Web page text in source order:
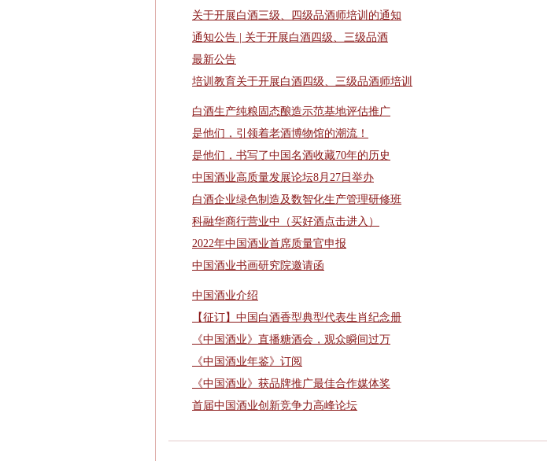
关于开展白酒三级、四级品酒师培训的通知
通知公告 | 关于开展白酒四级、三级品酒
最新公告
培训教育关于开展白酒四级、三级品酒师培训
白酒生产纯粮固态酿造示范基地评估推广
是他们，引领着老酒博物馆的潮流！
是他们，书写了中国名酒收藏70年的历史
中国酒业高质量发展论坛8月27日举办
白酒企业绿色制造及数智化生产管理研修班
科融华商行营业中（买好酒点击进入）
2022年中国酒业首席质量官申报
中国酒业书画研究院邀请函
中国酒业介绍
【征订】中国白酒香型典型代表生肖纪念册
《中国酒业》直播糖酒会，观众瞬间过万
《中国酒业年鉴》订阅
《中国酒业》获品牌推广最佳合作媒体奖
首届中国酒业创新竞争力高峰论坛